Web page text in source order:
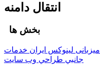
انتقال دامنه
بخش ها
میزبانی لینوکس ایران خدمات
جانبي طراحي وب سايت